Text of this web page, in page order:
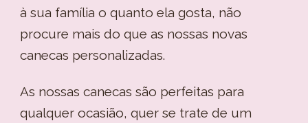
à sua família o quanto ela gosta, não
procure mais do que as nossas novas
canecas personalizadas.
As nossas canecas são perfeitas para
qualquer ocasião, quer se trate de um